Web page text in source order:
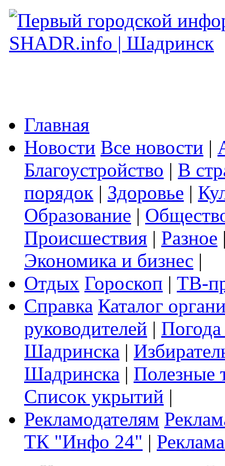
Главная
Новости Все новости |
Благоустройство | В
порядок | Здоровье |
Образование |
Происшествия | Разное
Экономика и бизнес |
Отдых Гороскоп | ТВ-
Справка Каталог
руководителей |
Шадринска |
Шадринска | Полезные
Список укрытий |
Рекламодателям
ТК "Инфо 24" |